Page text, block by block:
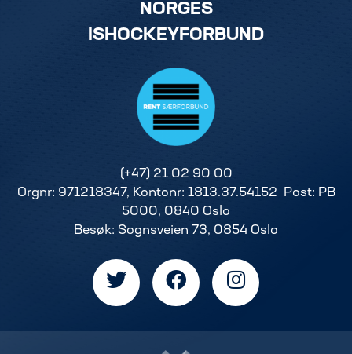
NORGES
ISHOCKEYFORBUND
(+47) 21 02 90 00
Orgnr: 971218347, Kontonr: 1813.37.54152 Post: PB
5000, 0840 Oslo
Besøk: Sognsveien 73, 0854 Oslo